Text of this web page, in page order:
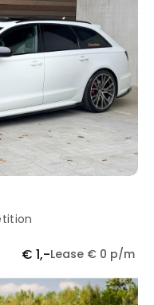
€ 1,-Lease € 0 p/m